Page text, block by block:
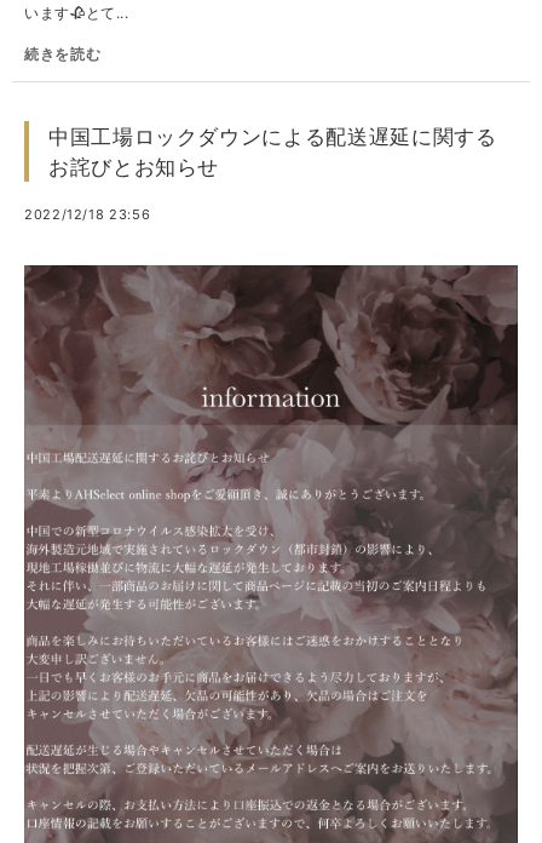
います🥀とて...
続きを読む
中国工場ロックダウンによる配送遅延に関する
お詫びとお知らせ
2022/12/18 23:56